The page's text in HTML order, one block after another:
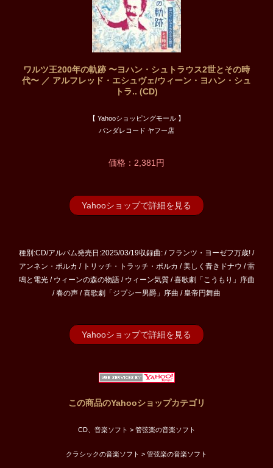
ワルツ王200年の軌跡 〜ヨハン・シュトラウス2世とその時
代〜 ／ アルフレッド・エシュヴェ/ウィーン・ヨハン・シュ
トラ.. (CD)
【 Yahooショッピングモール 】
バンダレコード ヤフー店
価格：2,381円
Yahooショップで詳細を見る
種別:CD/アルバム発売日:2025/03/19収録曲: / フランツ・ヨーゼフ万歳! /
アンネン・ポルカ / トリッチ・トラッチ・ポルカ / 美しく青きドナウ / 雷
鳴と電光 / ウィーンの森の物語 / ウィーン気質 / 喜歌劇「こうもり」序曲
/ 春の声 / 喜歌劇「ジプシー男爵」序曲 / 皇帝円舞曲
Yahooショップで詳細を見る
この商品のYahooショップカテゴリ
CD、音楽ソフト > 管弦楽の音楽ソフト
クラシックの音楽ソフト > 管弦楽の音楽ソフト